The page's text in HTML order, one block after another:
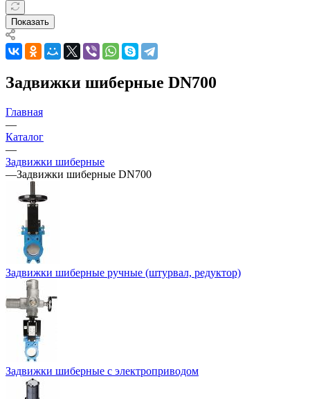
Показать
Задвижки шиберные DN700
Главная
—
Каталог
—
Задвижки шиберные
—Задвижки шиберные DN700
Задвижки шиберные ручные (штурвал, редуктор)
Задвижки шиберные с электроприводом